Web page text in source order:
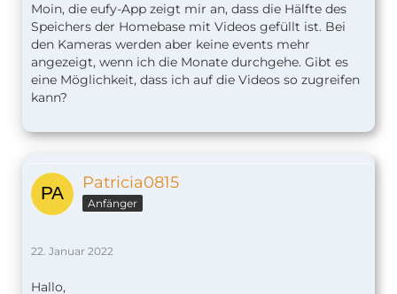
Moin, die eufy-App zeigt mir an, dass die Hälfte des
Speichers der Homebase mit Videos gefüllt ist. Bei
den Kameras werden aber keine events mehr
angezeigt, wenn ich die Monate durchgehe. Gibt es
eine Möglichkeit, dass ich auf die Videos so zugreifen
kann?
Patricia0815
Anfänger
22. Januar 2022
Hallo,